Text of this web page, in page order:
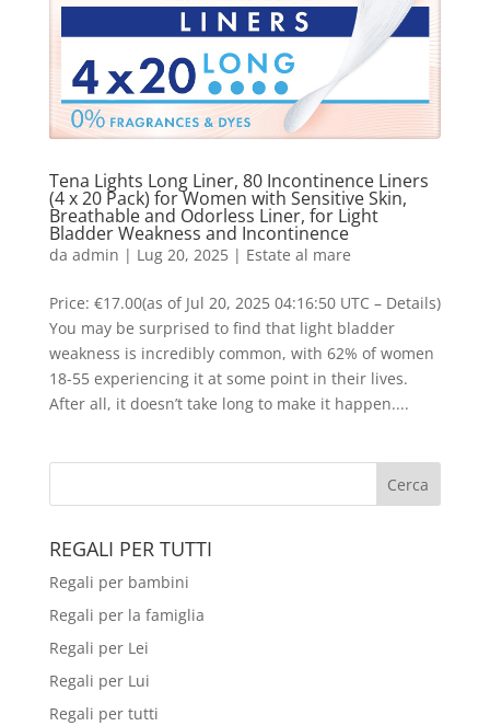
Tena Lights Long Liner, 80 Incontinence Liners
(4 x 20 Pack) for Women with Sensitive Skin,
Breathable and Odorless Liner, for Light
Bladder Weakness and Incontinence
da admin | Lug 20, 2025| Estate al mare
Price: €17.00(as of Jul 20, 2025 04:16:50 UTC – Details)
You may be surprised to find that light bladder
weakness is incredibly common, with 62% of women
18-55 experiencing it at some point in their lives.
After all, it doesn’t take long to make it happen....
REGALI PER TUTTI
Regali per bambini
Regali per la famiglia
Regali per Lei
Regali per Lui
Regali per tutti